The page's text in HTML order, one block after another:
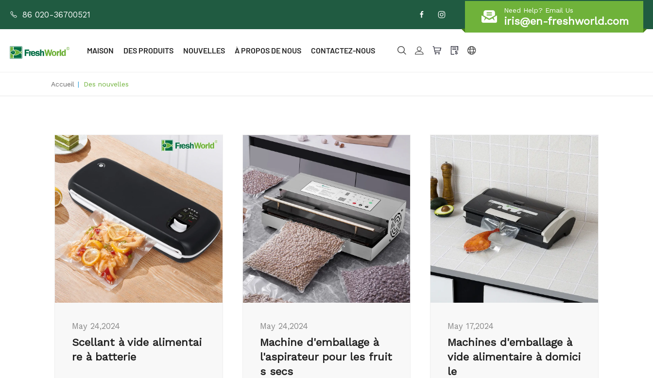
86 020-36700521 Need Help? Email Us
iris@en-freshworld.com
MAISON DES PRODUITS NOUVELLES À PROPOS DE NOUS CONTACTEZ-NOUS
Accueil | Des nouvelles
May 24,2024
Scellant à vide alimentai
re à batterie
May 24,2024
Machine d'emballage à
l'aspirateur pour les fruit
s secs
May 17,2024
Machines d'emballage à
vide alimentaire à domici
le